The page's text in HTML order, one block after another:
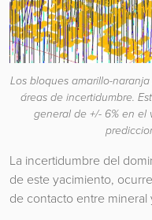
Los bloques amarillo-
áreas de incertidumbre.
general de +/- 6% en
La incertidumbre del
de este yacimiento,
de contacto entre mineral